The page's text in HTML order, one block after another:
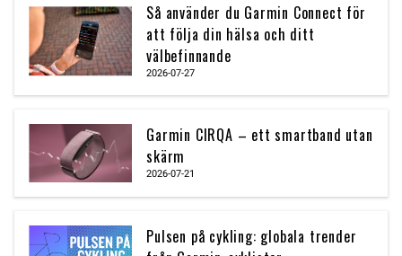
Så använder du Garmin Connect för
att följa din hälsa och ditt
välbefinnande
2026-07-27
Garmin CIRQA – ett smartband utan
skärm
2026-07-21
Pulsen på cykling: globala trender